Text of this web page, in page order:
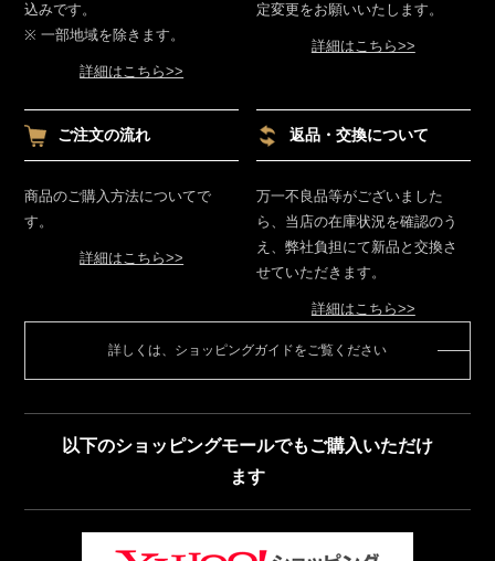
込みです。
※ 一部地域を除きます。
詳細はこちら>>
定変更をお願いいたします。
詳細はこちら>>
ご注文の流れ
商品のご購入方法についてで
す。
詳細はこちら>>
返品・交換について
万一不良品等がございました
ら、当店の在庫状況を確認のう
え、弊社負担にて新品と交換さ
せていただきます。
詳細はこちら>>
詳しくは、ショッピングガイドをご覧ください
以下のショッピングモールでもご購入いただけ
ます